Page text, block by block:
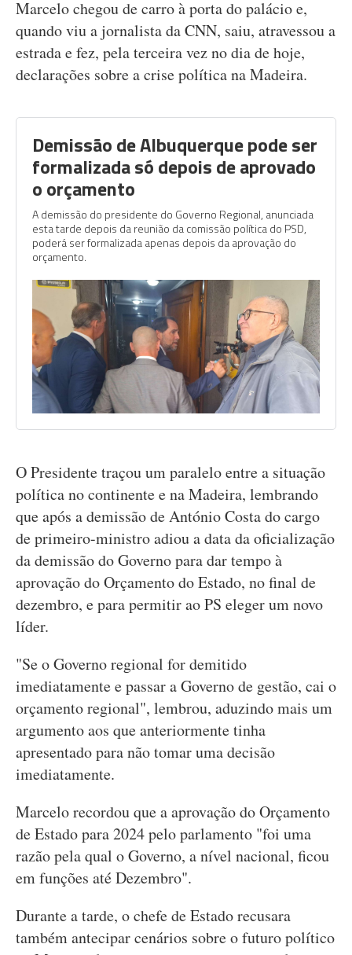
Marcelo chegou de carro à porta do palácio e,
quando viu a jornalista da CNN, saiu, atravessou a
estrada e fez, pela terceira vez no dia de hoje,
declarações sobre a crise política na Madeira.
Demissão de Albuquerque pode ser
formalizada só depois de aprovado
o orçamento
A demissão do presidente do Governo Regional, anunciada
esta tarde depois da reunião da comissão política do PSD,
poderá ser formalizada apenas depois da aprovação do
orçamento.
O Presidente traçou um paralelo entre a situação
política no continente e na Madeira, lembrando
que após a demissão de António Costa do cargo
de primeiro-ministro adiou a data da oficialização
da demissão do Governo para dar tempo à
aprovação do Orçamento do Estado, no final de
dezembro, e para permitir ao PS eleger um novo
líder.
"Se o Governo regional for demitido
imediatamente e passar a Governo de gestão, cai o
orçamento regional", lembrou, aduzindo mais um
argumento aos que anteriormente tinha
apresentado para não tomar uma decisão
imediatamente.
Marcelo recordou que a aprovação do Orçamento
de Estado para 2024 pelo parlamento "foi uma
razão pela qual o Governo, a nível nacional, ficou
em funções até Dezembro".
Durante a tarde, o chefe de Estado recusara
também antecipar cenários sobre o futuro político